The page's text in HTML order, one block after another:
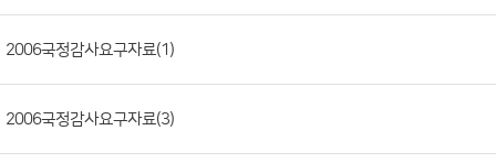
록
호,
분
류,
제
2006국정감사요구자료(1)
2006국정감사요구자료(3)